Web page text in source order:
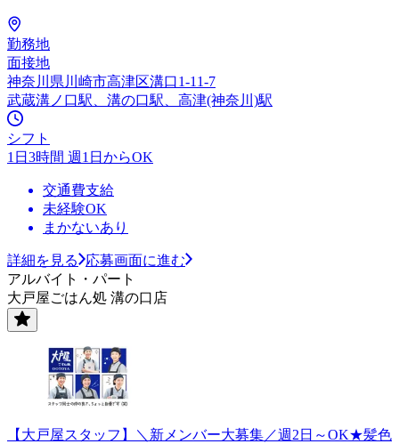
勤務地
面接地
神奈川県川崎市高津区溝口1-11-7
武蔵溝ノ口駅、溝の口駅、高津(神奈川)駅
シフト
1日3時間 週1日からOK
交通費支給
未経験OK
まかないあり
詳細を見る
応募画面に進む
アルバイト・パート
大戸屋ごはん処 溝の口店
【大戸屋スタッフ】＼新メンバー大募集／週2日～OK★髪色